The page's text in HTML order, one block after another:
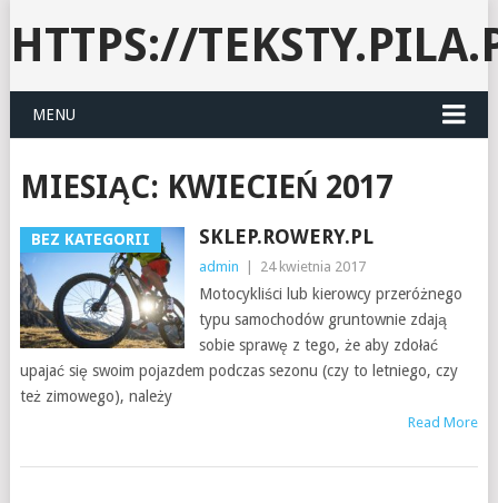
HTTPS://
MENU
MIESIĄC: KWIECIEŃ 2017
BEZ KATEGORII SKLEP.ROWERY.PL
admin 24 kwietnia 2017
Motocykliści lub kierowcy przeróżnego
typu samochodów gruntownie zdają
sobie sprawę z tego, że aby zdołać
upajać się swoim pojazdem podczas sezonu (czy to letniego, czy
też zimowego), należy
Read More